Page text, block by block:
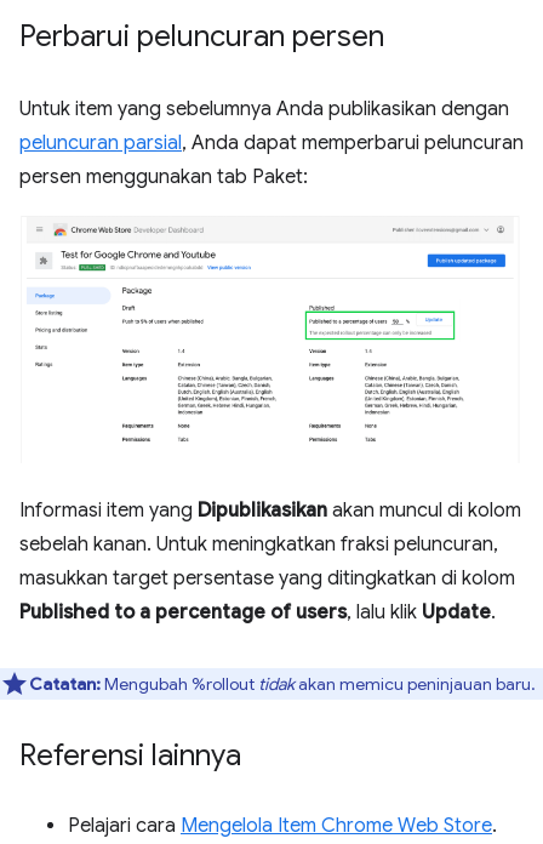
Perbarui peluncuran persen
Untuk item yang sebelumnya Anda publikasikan dengan
peluncuran parsial, Anda dapat memperbarui peluncuran
persen menggunakan tab Paket:
Informasi item yang Dipublikasikan akan muncul di kolom
sebelah kanan. Untuk meningkatkan fraksi peluncuran,
masukkan target persentase yang ditingkatkan di kolom
Published to a percentage of users, lalu klik Update.
Catatan:Mengubah %rollout tidakakan memicu peninjauan baru.
Referensi lainnya
Pelajari cara Mengelola Item Chrome Web Store.